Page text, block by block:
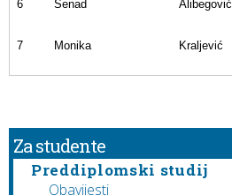
6 Senad Alibegović
7 Monika Kraljević
Za studente
Preddiplomski studij
Obavijesti